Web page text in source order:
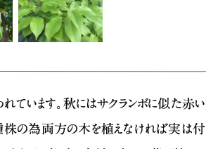
れています｡秋にはサクランボに似た赤い
株の為両方の木を植えなければ実は付